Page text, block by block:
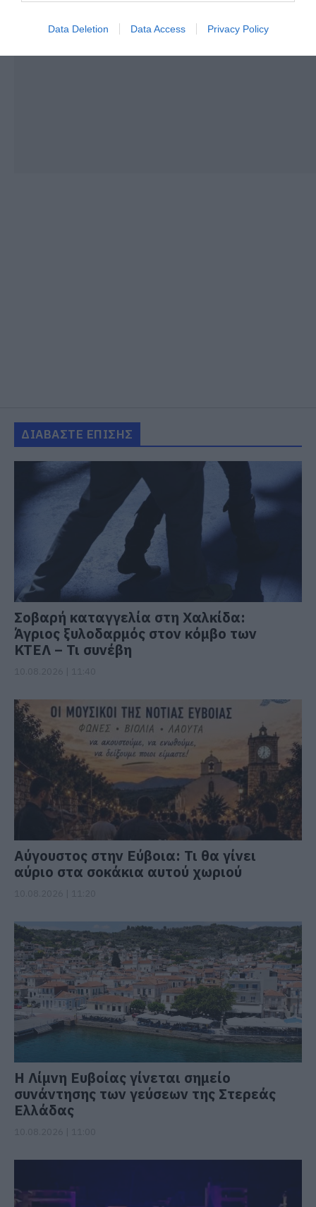
Data Deletion Data Access Privacy Policy
ΔΙΑΒΑΣΤΕ ΕΠΙΣΗΣ
Σοβαρή καταγγελία στη Χαλκίδα:
Άγριος ξυλοδαρμός στον κόμβο των
ΚΤΕΛ – Τι συνέβη
Αύγουστος στην Εύβοια: Τι θα γίνει
αύριο στα σοκάκια αυτού χωριού
Η Λίμνη Ευβοίας γίνεται σημείο
συνάντησης των γεύσεων της Στερεάς
Ελλάδας